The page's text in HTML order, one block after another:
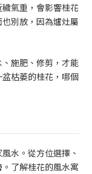
氣重，會影響桂花
別放，因為爐灶屬
施肥、修剪，才能
枯萎的桂花，哪個
水。從方位選擇、
了解桂花的風水寓